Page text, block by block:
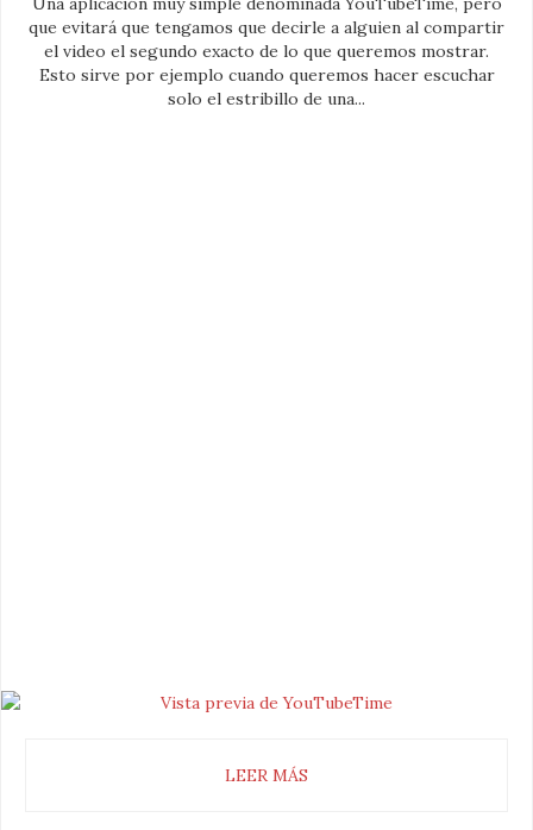
que evitará que tengamos que decirle a alguien al compartir
el video el segundo exacto de lo que queremos mostrar.
Esto sirve por ejemplo cuando queremos hacer escuchar
solo el estribillo de una...
LEER MÁS